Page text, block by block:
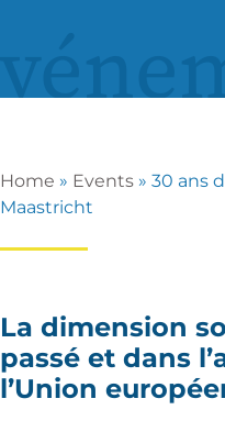
Home » Events » 30 ans
Maastricht
La dimension
passé et dans
l’Union